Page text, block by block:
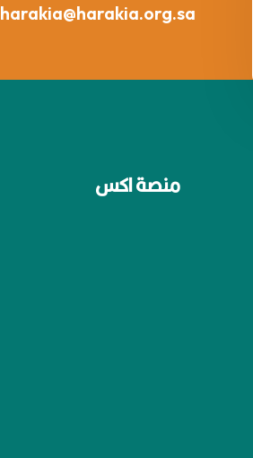
harakia@harakia.org.sa
منصة اكس